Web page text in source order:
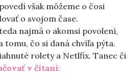
však môžeme o čosi
o svojom čase.
najmä o akomsi povolení,
tomu, čo si daná chvíľa pýta.
rolety a Netlfix. Tanec či
v čítaní:„Rozmarné leto“